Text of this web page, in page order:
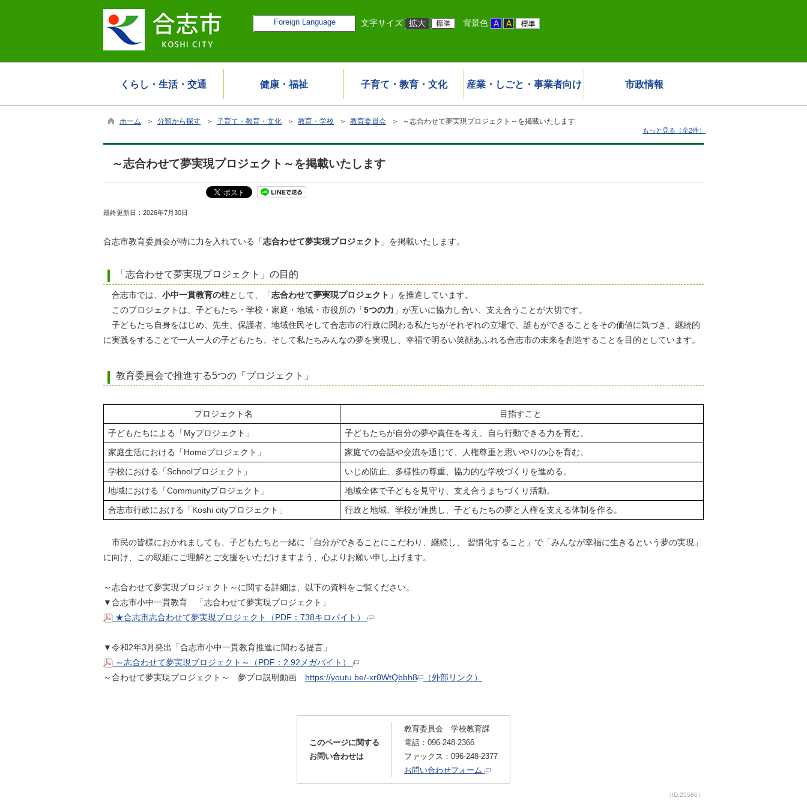
Foreign Language 文字サイズ 背景色
くらし・生活・交通 健康・福祉 子育て・教育・文化 産業・しごと・事業者向け 市政情報
ホーム ＞ 分類から探す ＞ 子育て・教育・文化 ＞ 教育・学校 ＞ 教育委員会 ＞ ～志合わせて夢実現プロジェクト～を掲載いたします
もっと見る（全2件）
～志合わせて夢実現プロジェクト～を掲載いたします
最終更新日： 2026年7月30日
合志市教育委員会が特に力を入れている「志合わせて夢実現プロジェクト 」を掲載いたします。
「志合わせて夢実現プロジェクト」の目的
合志市では、 小中一貫教育の柱として、「志合わせて夢実現プロジェクト 」を推進しています。
このプロジェクトは、子どもたち・学校・家庭・地域・市役所の「5つの力 」が互いに協力し合い、支え合うことが大切です。
子どもたち自身をはじめ、先生、保護者、地域住民そして合志市の行政に関わる私たちがそれぞれの立場で、誰もができることをその価値に気づき、継続的
に実践をすることで一人一人の子どもたち、そして私たちみんなの夢を実現し、幸福で明るい笑顔あふれる合志市の未来を創造することを目的としています。
教育委員会で推進する5つの「プロジェクト」
プロジェクト名
目指すこと
子どもたちによる「Myプロジェクト」
子どもたちが自分の夢や責任を考え、自ら行動できる力を育む。
家庭生活における「Homeプロジェクト」
家庭での会話や交流を通じて、人権尊重と思いやりの心を育む。
学校における「Schoolプロジェクト」
いじめ防止、多様性の尊重、協力的な学校づくりを進める。
地域における「Communityプロジェクト」
地域全体で子どもを見守り、支え合うまちづくり活動。
合志市行政における「Koshi cityプロジェクト」
行政と地域、学校が連携し、子どもたちの夢と人権を支える体制を作る。
市民の皆様におかれましても、子どもたちと一緒に「自分ができることにこだわり、継続し、 習慣化すること」で「みんなが幸福に生きるという夢の実現」
に向け、この取組にご理解とご支援をいただけますよう、心よりお願い申し上げます。
～志合わせて夢実現プロジェクト～に関する詳細は、以下の資料をご覧ください。
▼合志市小中一貫教育 「志合わせて夢実現プロジェクト」
★合志市志合わせて夢実現プロジェクト（PDF：738キロバイト）
▼令和2年3月発出「合志市小中一貫教育推進に関わる提言」
～志合わせて夢実現プロジェクト～（PDF：2.92メガバイト）
～合わせて夢実現プロジェクト～ 夢プロ説明動画 https://youtu.be/-xr0WtQbbh8 （外部リンク）
このページに関する
お問い合わせは
教育委員会 学校教育課
電話：096-248-2366
ファックス：096-248-2377
お問い合わせフォーム
（ID:25586）